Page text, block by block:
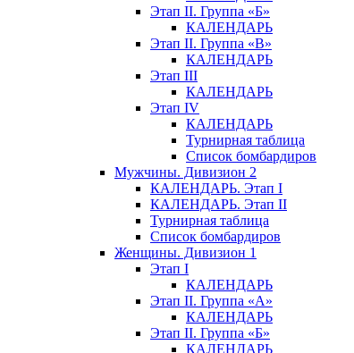
Этап II. Группа «Б»
КАЛЕНДАРЬ
Этап II. Группа «В»
КАЛЕНДАРЬ
Этап III
КАЛЕНДАРЬ
Этап IV
КАЛЕНДАРЬ
Турнирная таблица
Список бомбардиров
Мужчины. Дивизион 2
КАЛЕНДАРЬ. Этап I
КАЛЕНДАРЬ. Этап II
Турнирная таблица
Список бомбардиров
Женщины. Дивизион 1
Этап I
КАЛЕНДАРЬ
Этап II. Группа «А»
КАЛЕНДАРЬ
Этап II. Группа «Б»
КАЛЕНДАРЬ